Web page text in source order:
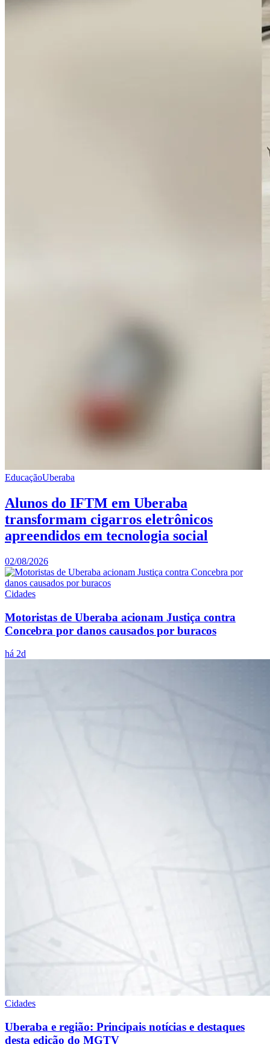
EducaçãoUberaba
Alunos do IFTM em Uberaba
transformam cigarros eletrônicos
apreendidos em tecnologia social
02/08/2026
Cidades
Motoristas de Uberaba acionam Justiça contra
Concebra por danos causados por buracos
há 2d
Cidades
Uberaba e região: Principais notícias e destaques
desta edição do MGTV